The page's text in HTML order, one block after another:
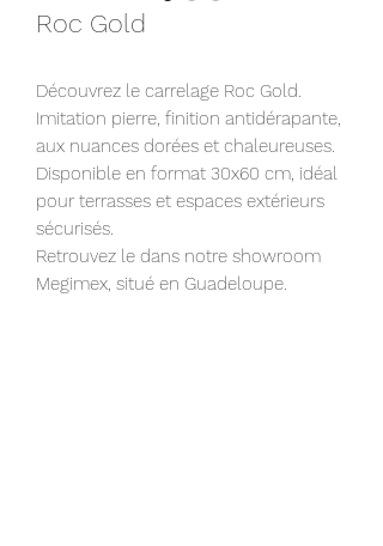
Roc Gold
Découvrez le carrelage Roc Gold.
Imitation pierre, finition antidérapante,
aux nuances dorées et chaleureuses.
Disponible en format 30x60 cm, idéal
pour terrasses et espaces extérieurs
sécurisés.
Retrouvez le dans notre showroom
Megimex, situé en Guadeloupe.